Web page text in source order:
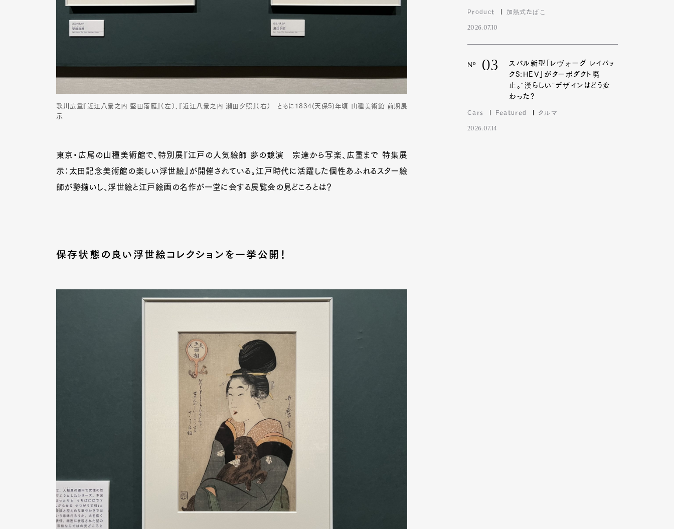
歌川広重『近江八景之内 堅田落雁』（左）、『近江八景之内 瀬田夕照』（右） ともに1834(天保5)年頃 山種美術館 前期展
示
東京・広尾の山種美術館で、特別展『江戸の人気絵師 夢の競演 宗達から写楽、広重まで 特集展
示：太田記念美術館の楽しい浮世絵』が開催されている。江戸時代に活躍した個性あふれるスター絵
師が勢揃いし、浮世絵と江戸絵画の名作が一堂に会する展覧会の見どころとは？
保存状態の良い浮世絵コレクションを一挙公開！
Product 加熱式たばこ
2026.07.10
Nº 03
スバル新型「レヴォーグ レイバッ
クS:HEV」がターボダクト廃
止。“漢らしい”デザインはどう変
わった?
Cars Featured クルマ
2026.07.14